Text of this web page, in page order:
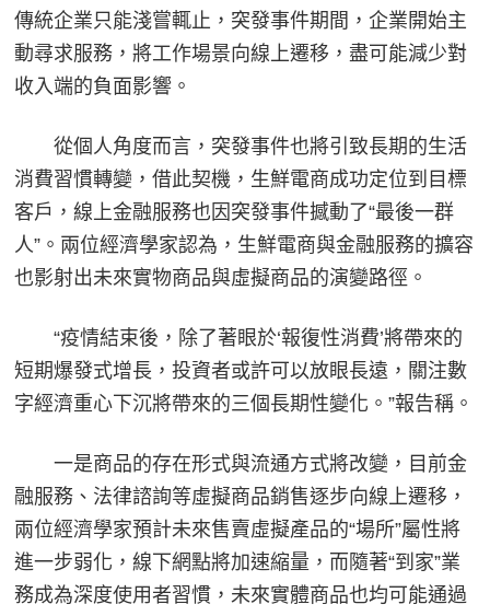
傳統企業只能淺嘗輒止，突發事件期間，企業開始主
動尋求服務，將工作場景向線上遷移，盡可能減少對
收入端的負面影響。
從個人角度而言，突發事件也將引致長期的生活
消費習慣轉變，借此契機，生鮮電商成功定位到目標
客戶，線上金融服務也因突發事件撼動了“最後一群
人”。兩位經濟學家認為，生鮮電商與金融服務的擴容
也影射出未來實物商品與虛擬商品的演變路徑。
“疫情結束後，除了著眼於‘報復性消費’將帶來的
短期爆發式增長，投資者或許可以放眼長遠，關注數
字經濟重心下沉將帶來的三個長期性變化。”報告稱。
一是商品的存在形式與流通方式將改變，目前金
融服務、法律諮詢等虛擬商品銷售逐步向線上遷移，
兩位經濟學家預計未來售賣虛擬產品的“場所”屬性將
進一步弱化，線下網點將加速縮量，而隨著“到家”業
務成為深度使用者習慣，未來實體商品也均可能通過